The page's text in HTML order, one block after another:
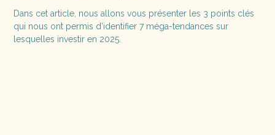
Dans cet article, nous allons vous présenter les 3 points clés
qui nous ont permis d’identifier 7 méga-tendances sur
lesquelles investir en 2025.